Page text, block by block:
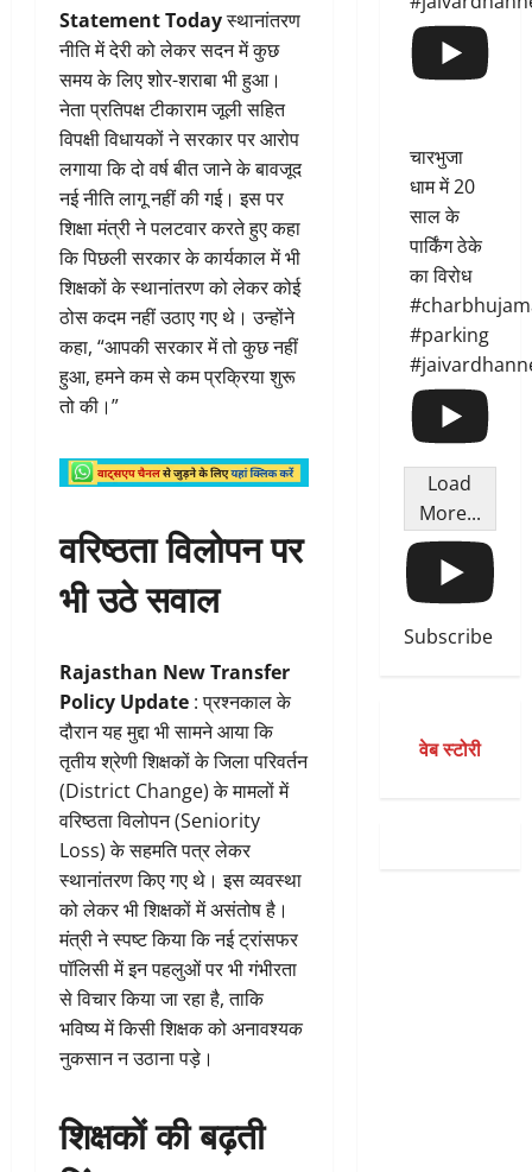
Statement Todayस्थानांतरण
नीति में देरी को लेकर सदन में कुछ
समय के लिए शोर-शराबा भी हुआ।
नेता प्रतिपक्ष टीकाराम जूली सहित
विपक्षी विधायकों ने सरकार पर आरोप
लगाया कि दो वर्ष बीत जाने के बावजूद
नई नीति लागू नहीं की गई। इस पर
शिक्षा मंत्री ने पलटवार करते हुए कहा
कि पिछली सरकार के कार्यकाल में भी
शिक्षकों के स्थानांतरण को लेकर कोई
ठोस कदम नहीं उठाए गए थे। उन्होंने
कहा, “आपकी सरकार में तो कुछ नहीं
हुआ, हमने कम से कम प्रक्रिया शुरू
तो की।”
वरिष्ठता विलोपन पर
भी उठे सवाल
Rajasthan New Transfer
Policy Update : प्रश्नकाल के
दौरान यह मुद्दा भी सामने आया कि
तृतीय श्रेणी शिक्षकों के जिला परिवर्तन
(District Change) के मामलों में
वरिष्ठता विलोपन (Seniority
Loss) के सहमति पत्र लेकर
स्थानांतरण किए गए थे। इस व्यवस्था
को लेकर भी शिक्षकों में असंतोष है।
मंत्री ने स्पष्ट किया कि नई ट्रांसफर
पॉलिसी में इन पहलुओं पर भी गंभीरता
से विचार किया जा रहा है, ताकि
भविष्य में किसी शिक्षक को अनावश्यक
नुकसान न उठाना पड़े।
शिक्षकों की बढ़ती
चारभुजा
धाम में 20
साल के
पार्किंग ठेके
का विरोध
#parking
Load
More...
Subscribe
वेब स्टोरी